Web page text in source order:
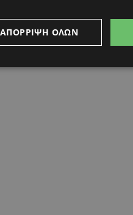
ΑΠΌΡΡΙΨΗ ΌΛΩΝ